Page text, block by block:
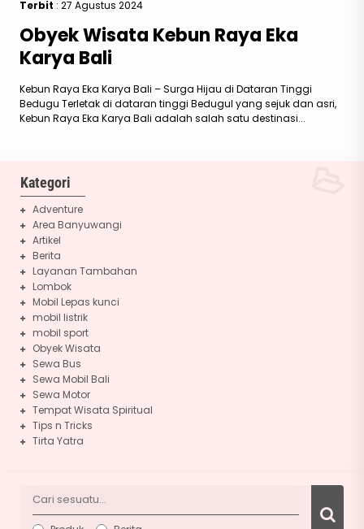
Terbit : 27 Agustus 2024
Obyek Wisata Kebun Raya Eka
Karya Bali
Kebun Raya Eka Karya Bali – Surga Hijau di Dataran Tinggi
Bedugu Terletak di dataran tinggi Bedugul yang sejuk dan asri,
Kebun Raya Eka Karya Bali adalah salah satu destinasi...
Kategori
Adventure
Area Banyuwangi
Artikel
Berita
Layanan Tambahan
Lombok
Mobil Lepas kunci
mobil listrik
mobil sport
Obyek Wisata
Sewa Bus
Sewa Mobil Bali
Sewa Motor
Tempat Wisata Spiritual
Tips n Tricks
Tirta Yatra